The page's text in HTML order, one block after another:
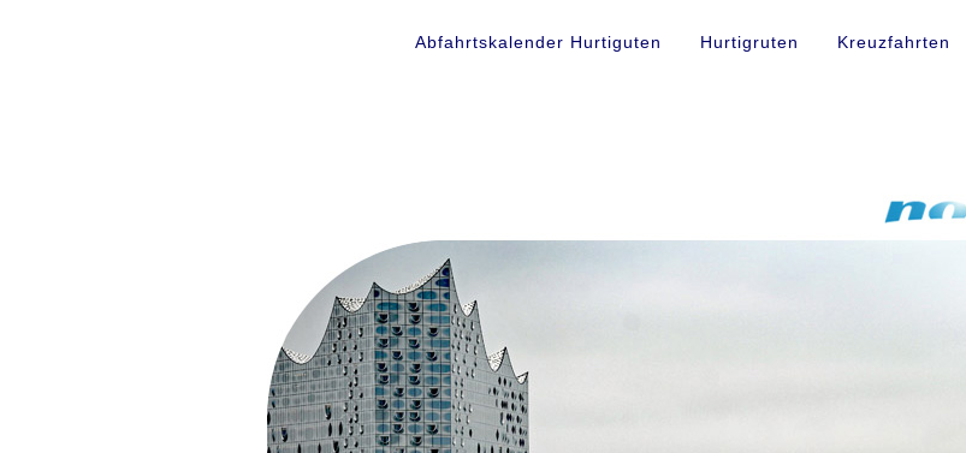
Abfahrtskalender Hurtiguten Hurtigruten Kreuzfahrten